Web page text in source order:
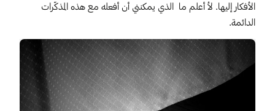
الأفكار إليها. لأ أعلم ما الذي يمكنني أن أفعله مع هذه المذكّرات
الدائمة.